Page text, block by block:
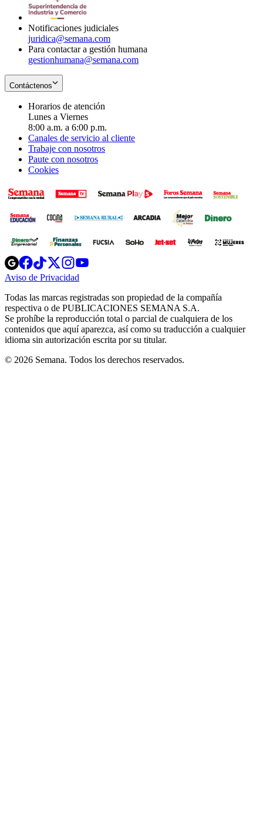
Notificaciones judiciales
juridica@semana.com
Para contactar a gestión humana
gestionhumana@semana.com
Contáctenos
Horarios de atención
Lunes a Viernes
8:00 a.m. a 6:00 p.m.
Canales de servicio al cliente
Trabaje con nosotros
Paute con nosotros
Cookies
Opens
in
new
Opens
in
new
Opens
in
new
window
Opens
new
windowwindow
Aviso de Privacidad
new
window
Todas las marcas registradas son propiedad de la compañía
respectiva o de PUBLICACIONES SEMANA S.A.
Se prohíbe la reproducción total o parcial de cualquiera de los
contenidos que aquí aparezca, así como su traducción a cualquier
idioma sin autorización escrita por su titular.
© 2026 Semana. Todos los derechos reservados.